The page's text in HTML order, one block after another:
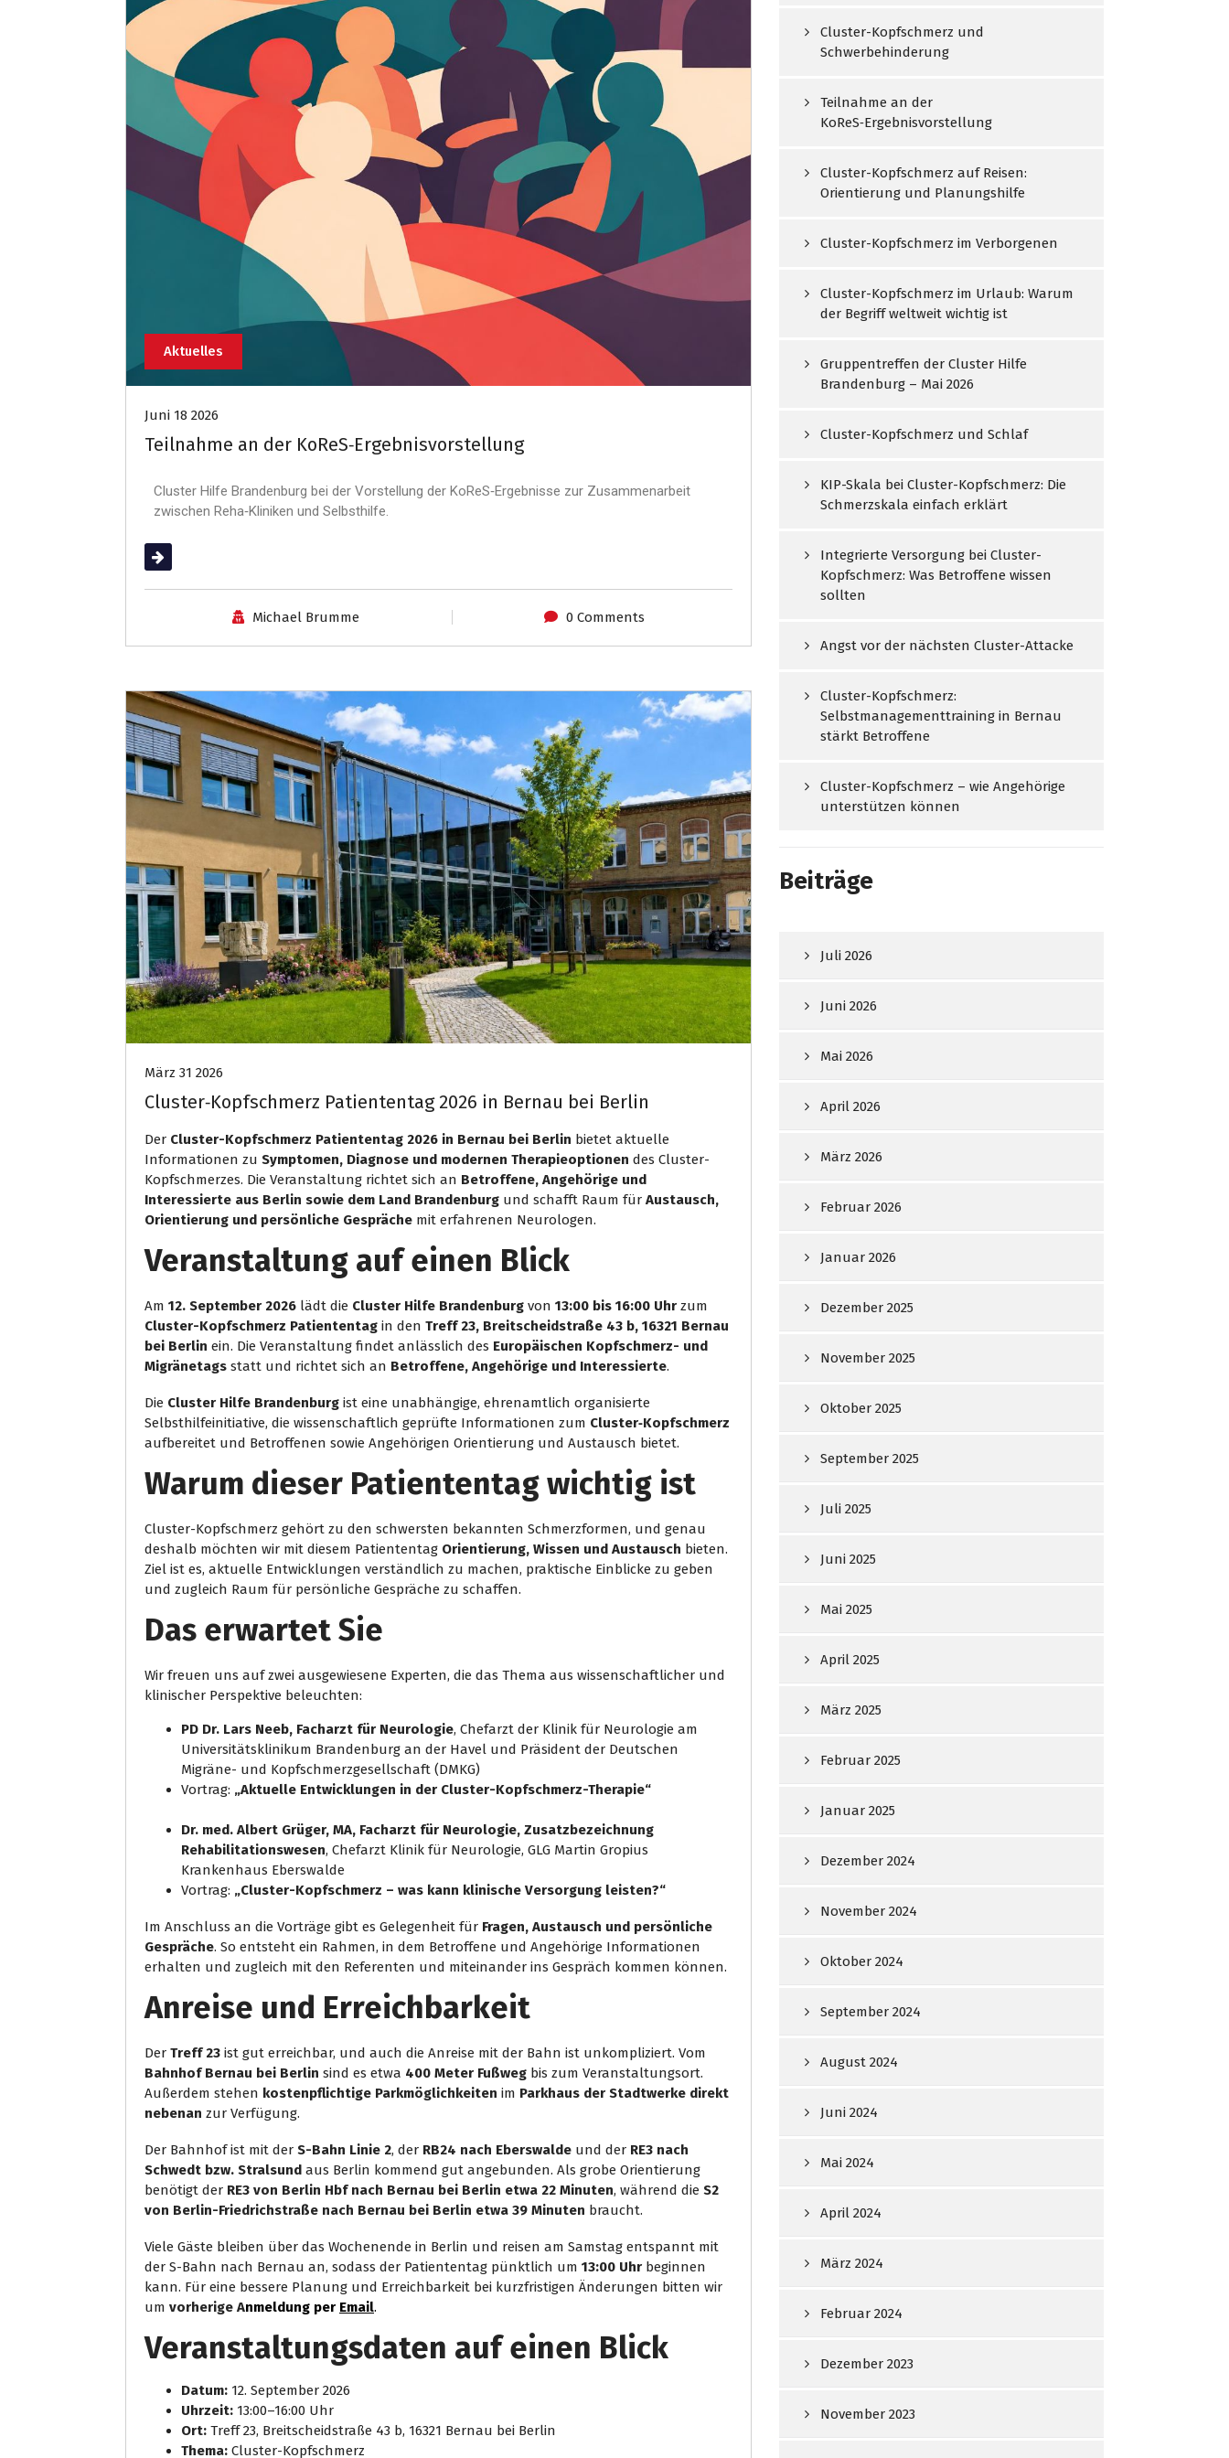
Aktuelles
Juni 18 2026
Teilnahme an der KoReS‑Ergebnisvorstellung
Cluster Hilfe Brandenburg bei der Vorstellung der KoReS‑Ergebnisse zur Zusammenarbeit
zwischen Reha‑Kliniken und Selbsthilfe.
(mehr …)
Michael Brumme 0 Comments
März 31 2026
Cluster‑Kopfschmerz Patiententag 2026 in Bernau bei Berlin
Der Cluster-Kopfschmerz Patiententag 2026 in Bernau bei Berlin bietet aktuelle
Informationen zu Symptomen, Diagnose und modernen Therapieoptionen des Cluster-
Kopfschmerzes. Die Veranstaltung richtet sich an Betroffene, Angehörige und
Interessierte aus Berlin sowie dem Land Brandenburg und schafft Raum für Austausch,
Orientierung und persönliche Gespräche mit erfahrenen Neurologen.
Veranstaltung auf einen Blick
Am 12. September 2026 lädt die Cluster Hilfe Brandenburg von 13:00 bis 16:00 Uhr zum
Cluster-Kopfschmerz Patiententag in den Treff 23, Breitscheidstraße 43 b, 16321 Bernau
bei Berlin ein. Die Veranstaltung findet anlässlich des Europäischen Kopfschmerz- und
Migränetags statt und richtet sich an Betroffene, Angehörige und Interessierte.
Die Cluster Hilfe Brandenburg ist eine unabhängige, ehrenamtlich organisierte
Selbsthilfeinitiative, die wissenschaftlich geprüfte Informationen zum Cluster‑Kopfschmerz
aufbereitet und Betroffenen sowie Angehörigen Orientierung und Austausch bietet.
Warum dieser Patiententag wichtig ist
Cluster-Kopfschmerz gehört zu den schwersten bekannten Schmerzformen, und genau
deshalb möchten wir mit diesem Patiententag Orientierung, Wissen und Austausch bieten.
Ziel ist es, aktuelle Entwicklungen verständlich zu machen, praktische Einblicke zu geben
und zugleich Raum für persönliche Gespräche zu schaffen.
Das erwartet Sie
Wir freuen uns auf zwei ausgewiesene Experten, die das Thema aus wissenschaftlicher und
klinischer Perspektive beleuchten:
PD Dr. Lars Neeb, Facharzt für Neurologie, Chefarzt der Klinik für Neurologie am
Universitätsklinikum Brandenburg an der Havel und Präsident der Deutschen
Migräne- und Kopfschmerzgesellschaft (DMKG)
Vortrag: „Aktuelle Entwicklungen in der Cluster-Kopfschmerz-Therapie“
Dr. med. Albert Grüger, MA, Facharzt für Neurologie, Zusatzbezeichnung
Rehabilitationswesen, Chefarzt Klinik für Neurologie, GLG Martin Gropius
Krankenhaus Eberswalde
Vortrag: „Cluster-Kopfschmerz – was kann klinische Versorgung leisten?“
Im Anschluss an die Vorträge gibt es Gelegenheit für Fragen, Austausch und persönliche
Gespräche. So entsteht ein Rahmen, in dem Betroffene und Angehörige Informationen
erhalten und zugleich mit den Referenten und miteinander ins Gespräch kommen können.
Anreise und Erreichbarkeit
Der Treff 23 ist gut erreichbar, und auch die Anreise mit der Bahn ist unkompliziert. Vom
Bahnhof Bernau bei Berlin sind es etwa 400 Meter Fußweg bis zum Veranstaltungsort.
Außerdem stehen kostenpflichtige Parkmöglichkeiten im Parkhaus der Stadtwerke direkt
nebenan zur Verfügung.
Der Bahnhof ist mit der S-Bahn Linie 2, der RB24 nach Eberswalde und der RE3 nach
Schwedt bzw. Stralsund aus Berlin kommend gut angebunden. Als grobe Orientierung
benötigt der RE3 von Berlin Hbf nach Bernau bei Berlin etwa 22 Minuten, während die S2
von Berlin-Friedrichstraße nach Bernau bei Berlin etwa 39 Minuten braucht.
Viele Gäste bleiben über das Wochenende in Berlin und reisen am Samstag entspannt mit
der S-Bahn nach Bernau an, sodass der Patiententag pünktlich um 13:00 Uhr beginnen
kann. Für eine bessere Planung und Erreichbarkeit bei kurzfristigen Änderungen bitten wir
um vorherige Anmeldung per Email.
Veranstaltungsdaten auf einen Blick
Datum: 12. September 2026
Uhrzeit: 13:00–16:00 Uhr
Ort: Treff 23, Breitscheidstraße 43 b, 16321 Bernau bei Berlin
Thema: Cluster-Kopfschmerz
Cluster-Kopfschmerz und
Schwerbehinderung
Teilnahme an der
KoReS‑Ergebnisvorstellung
Cluster-Kopfschmerz auf Reisen:
Orientierung und Planungshilfe
Cluster-Kopfschmerz im Verborgenen
Cluster-Kopfschmerz im Urlaub: Warum
der Begriff weltweit wichtig ist
Gruppentreffen der Cluster Hilfe
Brandenburg – Mai 2026
Cluster-Kopfschmerz und Schlaf
KIP-Skala bei Cluster-Kopfschmerz: Die
Schmerzskala einfach erklärt
Integrierte Versorgung bei Cluster-
Kopfschmerz: Was Betroffene wissen
sollten
Angst vor der nächsten Cluster-Attacke
Cluster-Kopfschmerz:
Selbstmanagementtraining in Bernau
stärkt Betroffene
Cluster-Kopfschmerz – wie Angehörige
unterstützen können
Beiträge
Juli 2026
Juni 2026
Mai 2026
April 2026
März 2026
Februar 2026
Januar 2026
Dezember 2025
November 2025
Oktober 2025
September 2025
Juli 2025
Juni 2025
Mai 2025
April 2025
März 2025
Februar 2025
Januar 2025
Dezember 2024
November 2024
Oktober 2024
September 2024
August 2024
Juni 2024
Mai 2024
April 2024
März 2024
Februar 2024
Dezember 2023
November 2023